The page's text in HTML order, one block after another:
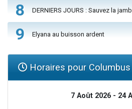
8 DERNIERS JOURS : Sauvez la
9 Elyana au buisson ardent
Horaires pour Columbus
7 Août 2026 - 24